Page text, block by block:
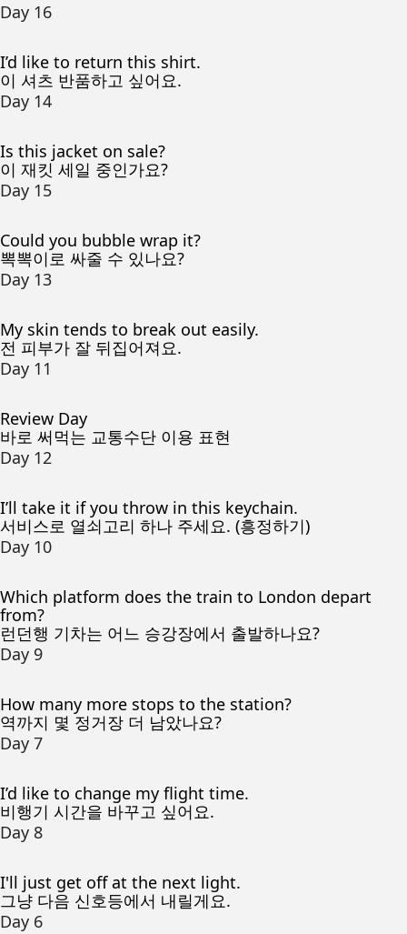
Day 16
I’d like to return this shirt.
이 셔츠 반품하고 싶어요.
Day 14
Is this jacket on sale?
이 재킷 세일 중인가요?
Day 15
Could you bubble wrap it?
뽁뽁이로 싸줄 수 있나요?
Day 13
My skin tends to break out easily.
전 피부가 잘 뒤집어져요.
Day 11
Review Day
바로 써먹는 교통수단 이용 표현
Day 12
I’ll take it if you throw in this keychain.
서비스로 열쇠고리 하나 주세요. (흥정하기)
Day 10
Which platform does the train to London depart
from?
런던행 기차는 어느 승강장에서 출발하나요?
Day 9
How many more stops to the station?
역까지 몇 정거장 더 남았나요?
Day 7
I’d like to change my flight time.
비행기 시간을 바꾸고 싶어요.
Day 8
I'll just get off at the next light.
그냥 다음 신호등에서 내릴게요.
Day 6